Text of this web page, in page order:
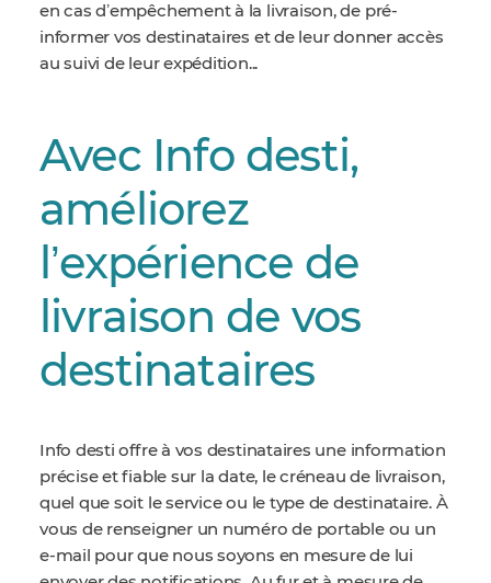
en cas dʼempêchement à la livraison, de pré-
informer vos destinataires et de leur donner accès
au suivi de leur expédition...
Avec Info desti,
améliorez
lʼexpérience de
livraison de vos
destinataires
Info desti offre à vos destinataires une information
précise et fiable sur la date, le créneau de livraison,
quel que soit le service ou le type de destinataire. À
vous de renseigner un numéro de portable ou un
e-mail pour que nous soyons en mesure de lui